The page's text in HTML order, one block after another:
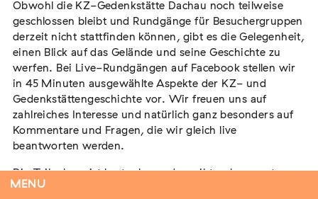
MENU
22. August 2026 Landau in der Pfalz
Vom Vorurteil zur Gewalt: Politische und
soziale Feindbilder in Geschichte und
Gegenwart
Extern
15. September 2026 Dortmund
Obwohl die KZ-Gedenkstätte Dachau noch teilweise
geschlossen bleibt und Rundgänge für Besuchergruppen
derzeit nicht stattfinden können, gibt es die Gelegenheit,
einen Blick auf das Gelände und seine Geschichte zu
werfen. Bei Live-Rundgängen auf Facebook stellen wir
in 45 Minuten ausgewählte Aspekte der KZ- und
Gedenkstättengeschichte vor. Wir freuen uns auf
zahlreiches Interesse und natürlich ganz besonders auf
Kommentare und Fragen, die wir gleich live
beantworten werden.
Die Teilnahme ist kostenlos und es gibt unbegrenzte
Plätze.